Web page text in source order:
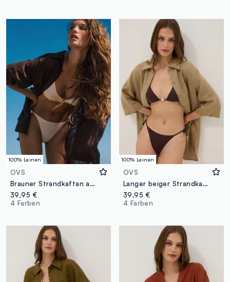
100% Leinen
OVS
Brauner Strandkaftan aus reinem Leinen
39,95 €
4 Farben
100% Leinen
OVS
Langer beiger Strandkaftan aus reinem Leinen
39,95 €
4 Farben